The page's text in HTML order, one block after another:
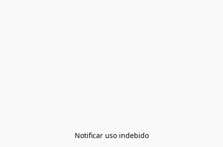
Notificar uso indebido